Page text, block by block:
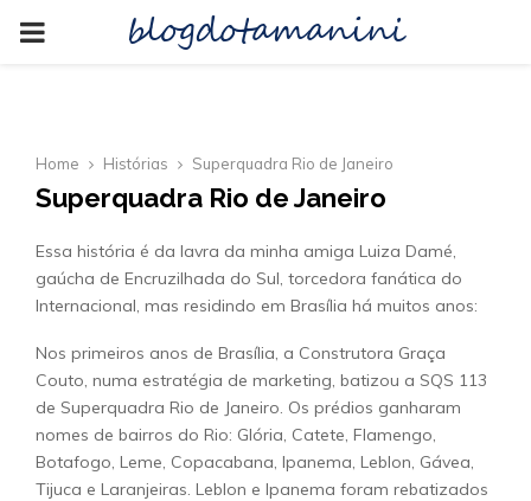
PRIMARYblogdotamanini
Home Histórias Superquadra Rio de Janeiro
Superquadra Rio de Janeiro
Essa história é da lavra da minha amiga Luiza Damé,
gaúcha de Encruzilhada do Sul, torcedora fanática do
Internacional, mas residindo em Brasília há muitos anos:
Nos primeiros anos de Brasília, a Construtora Graça
Couto, numa estratégia de marketing, batizou a SQS 113
de Superquadra Rio de Janeiro. Os prédios ganharam
nomes de bairros do Rio: Glória, Catete, Flamengo,
Botafogo, Leme, Copacabana, Ipanema, Leblon, Gávea,
Tijuca e Laranjeiras. Leblon e Ipanema foram rebatizados